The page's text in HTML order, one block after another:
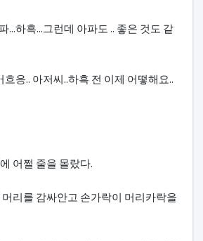
...하흑...그런데 아파도 .. 좋은 것도 같
흐응.. 아저씨..하흑 전 이제 어떻해요..
어쩔 줄을 몰랐다.
리를 감싸안고 손가락이 머리카락을